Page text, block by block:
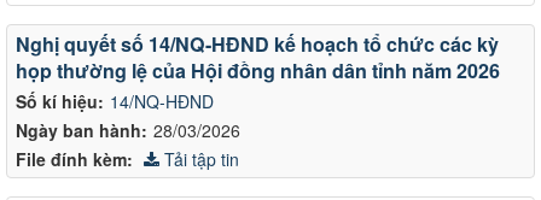
Số kí hiệu: 14/NQ-HĐND
Ngày ban hành: 28/03/2026
Nghị quyết số 14/NQ-HĐND kế hoạch tổ chức các kỳ
họp thường lệ của Hội đồng nhân dân tỉnh năm 2026
File đính kèm: Tải tập tin